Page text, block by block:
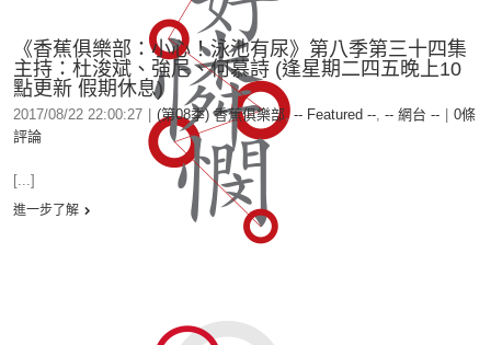
《香蕉俱樂部：小心！泳池有尿》第八季第三十四集
主持：杜浚斌、強尼、何慕詩 (逢星期二四五晚上10
點更新 假期休息)
2017/08/22 22:00:27 (第08季) 香蕉俱樂部, -- Featured --, -- 網台 --
0條
評論
[...]
進一步了解